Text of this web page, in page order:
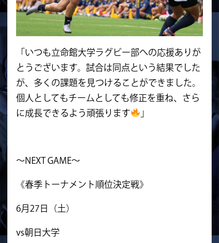
「いつも立命館大学ラグビー部への応援ありが
とうございます。試合は同点という結果でした
が、多くの課題を見つけることができました。
個人としてもチームとしても修正を重ね、さら
に成長できるよう頑張ります
」
～NEXT GAME～
《春季トーナメント順位決定戦》
6月27日（土）
vs朝日大学